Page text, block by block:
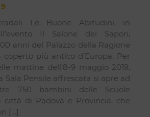
Le Buone Abitudini, in
Il Salone dei Sapori,
anni del Palazzo della Ragione
più antico d’Europa. Per
mattine dell’8-9 maggio 2019,
Sala Pensile affrescata si apre ad
750 bambini delle Scuole
città di Padova e Provincia, che
[…]